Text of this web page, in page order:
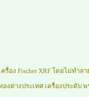
รื่อง Fischer XRF โดยไม่ทำล
ทองต่างประเทศ เครื่องประดั